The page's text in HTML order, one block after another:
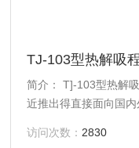
TJ-103型热解吸
简介： T]-103型热解
近推出得直接面向国
各种气体的定性、定
访问次数： 2830